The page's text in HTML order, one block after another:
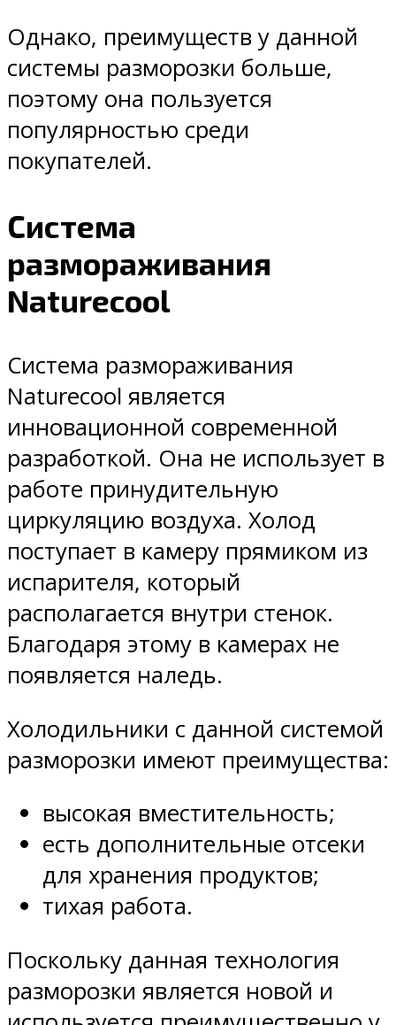
Однако, преимуществ у данной
системы разморозки больше,
поэтому она пользуется
популярностью среди
покупателей.
Система
размораживания
Naturecool
Система размораживания
Naturecool является
инновационной современной
разработкой. Она не использует в
работе принудительную
циркуляцию воздуха. Холод
поступает в камеру прямиком из
испарителя, который
располагается внутри стенок.
Благодаря этому в камерах не
появляется наледь.
Холодильники с данной системой
разморозки имеют преимущества:
высокая вместительность;
есть дополнительные отсеки
для хранения продуктов;
тихая работа.
Поскольку данная технология
разморозки является новой и